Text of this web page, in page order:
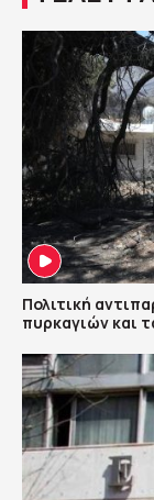
Πολιτική
πυρκαγιών και